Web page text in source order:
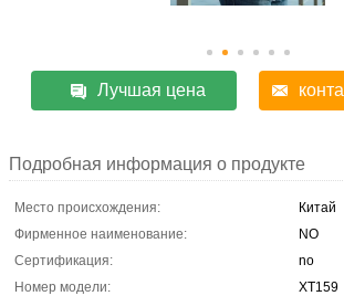
Лучшая цена
Подробная информация о продукте
Место происхождения:
Китай
Фирменное наименование:
NO
Сертификация:
no
Номер модели:
XT159